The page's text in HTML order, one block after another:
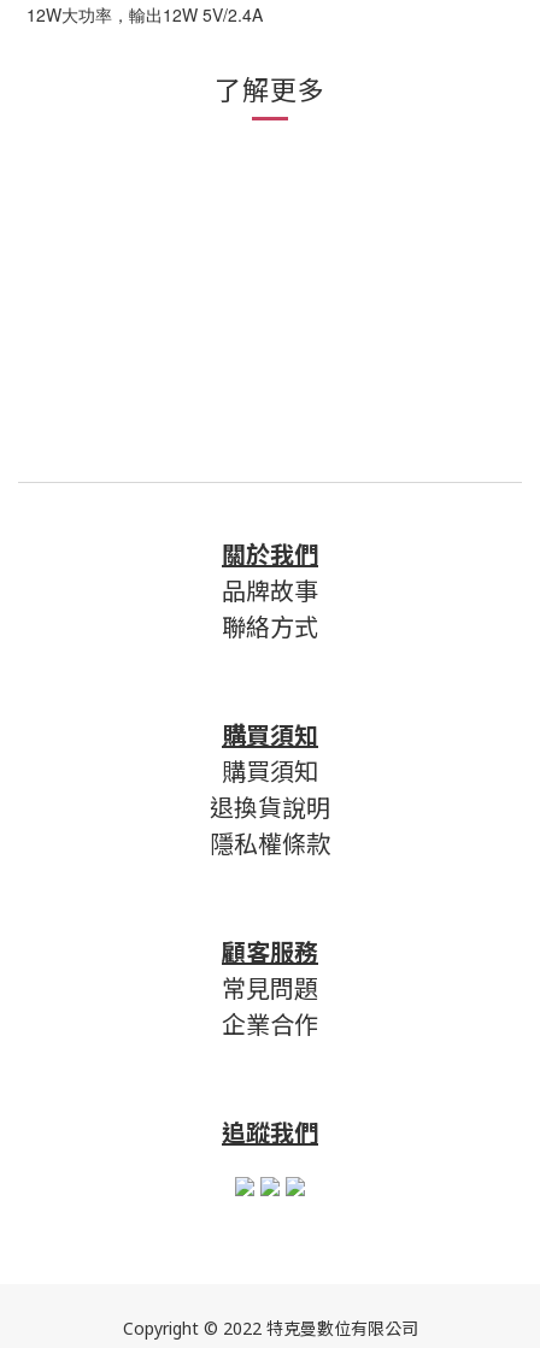
12W大功率，輸出12W 5V/2.4A
了解更多
關於我們
品牌故事
聯絡方式
購買須知
購買須知
退換貨說明
隱私權條款
顧客服務
常見問題
企業合作
追蹤我們
Copyright © 2022 特克曼數位有限公司